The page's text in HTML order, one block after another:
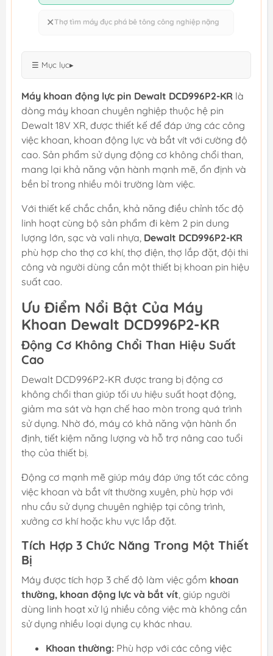
✕Thợ tìm máy đục phá bê tông công nghiệp nặng
☰ Mục lục▸
Máy khoan động lực pin Dewalt DCD996P2-KR là
dòng máy khoan chuyên nghiệp thuộc hệ pin
Dewalt 18V XR, được thiết kế để đáp ứng các công
việc khoan, khoan động lực và bắt vít với cường độ
cao. Sản phẩm sử dụng động cơ không chổi than,
mang lại khả năng vận hành mạnh mẽ, ổn định và
bền bỉ trong nhiều môi trường làm việc.
Với thiết kế chắc chắn, khả năng điều chỉnh tốc độ
linh hoạt cùng bộ sản phẩm đi kèm 2 pin dung
lượng lớn, sạc và vali nhựa, Dewalt DCD996P2-KR
phù hợp cho thợ cơ khí, thợ điện, thợ lắp đặt, đội thi
công và người dùng cần một thiết bị khoan pin hiệu
suất cao.
Ưu Điểm Nổi Bật Của Máy
Khoan Dewalt DCD996P2-KR
Động Cơ Không Chổi Than Hiệu Suất
Cao
Dewalt DCD996P2-KR được trang bị động cơ
không chổi than giúp tối ưu hiệu suất hoạt động,
giảm ma sát và hạn chế hao mòn trong quá trình
sử dụng. Nhờ đó, máy có khả năng vận hành ổn
định, tiết kiệm năng lượng và hỗ trợ nâng cao tuổi
thọ của thiết bị.
Động cơ mạnh mẽ giúp máy đáp ứng tốt các công
việc khoan và bắt vít thường xuyên, phù hợp với
nhu cầu sử dụng chuyên nghiệp tại công trình,
xưởng cơ khí hoặc khu vực lắp đặt.
Tích Hợp 3 Chức Năng Trong Một Thiết
Bị
Máy được tích hợp 3 chế độ làm việc gồm khoan
thường, khoan động lực và bắt vít, giúp người
dùng linh hoạt xử lý nhiều công việc mà không cần
sử dụng nhiều loại dụng cụ khác nhau.
Khoan thường: Phù hợp với các công việc